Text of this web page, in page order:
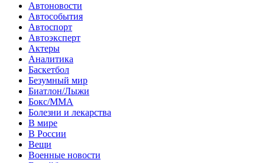
Автоновости
Автособытия
Автоспорт
Автоэксперт
Актеры
Аналитика
Баскетбол
Безумный мир
Биатлон/Лыжи
Бокс/MMA
Болезни и лекарства
В мире
В России
Вещи
Военные новости